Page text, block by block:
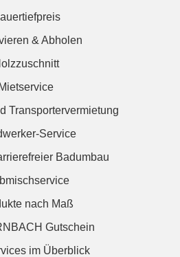
& Abholen
Mietservice
Transportervermietung
Service
Badumbau
nach Maß
Gutschein
im Überblick